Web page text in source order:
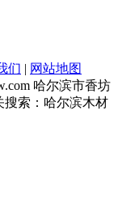
们 | 网站地图
哈尔滨市香坊
搜索：哈尔滨木材